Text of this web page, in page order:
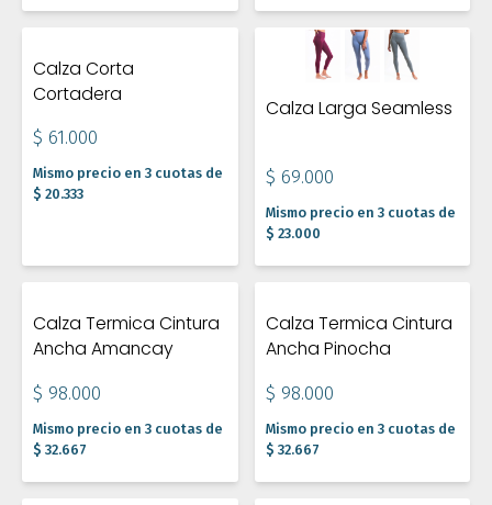
Calza Corta
Cortadera
$ 61.000
Mismo precio en 3 cuotas de
$ 20.333
Calza Larga Seamless
$ 69.000
Mismo precio en 3 cuotas de
$ 23.000
Calza Termica Cintura
Ancha Amancay
$ 98.000
Mismo precio en 3 cuotas de
$ 32.667
Calza Termica Cintura
Ancha Pinocha
$ 98.000
Mismo precio en 3 cuotas de
$ 32.667